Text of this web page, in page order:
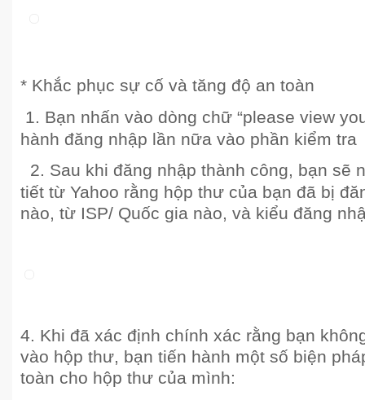
* Khắc phục sự cố và tăng độ an toàn
1. Bạn nhấn vào dòng chữ “please view
hành đăng nhập lần nữa vào phần kiểm tra
2. Sau khi đăng nhập thành công, bạn sẽ
tiết từ Yahoo rằng hộp thư của bạn đã bị
nào, từ ISP/ Quốc gia nào, và kiểu đăng
4. Khi đã xác định chính xác rằng bạn
vào hộp thư, bạn tiến hành một số biện
toàn cho hộp thư của mình: